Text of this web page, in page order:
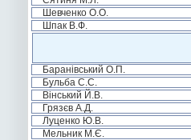
Шевченко О.О.
Шпак В.Ф.
Баранівський О.П.
Бульба С.С.
Вінський Й.В.
Грязєв А.Д.
Луценко Ю.В.
Мельник М.Є.